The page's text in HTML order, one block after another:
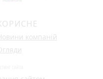
компаній